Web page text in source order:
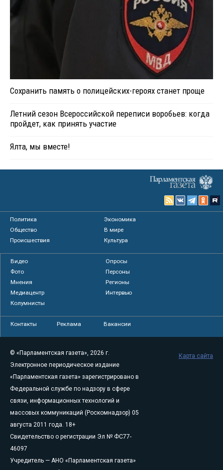
Сохранить память о полицейских-героях станет проще
Летний сезон Всероссийской переписи воробьев: когда
пройдет, как принять участие
Ялта, мы вместе!
Политика
Экономика
Общество
В мире
Происшествия
Культура
Видео
Опросы
Фото
Персоны
Мнения
Регионы
Медиацентр
Интервью
Колумнисты
Контакты Реклама Вакансии
© «Парламентская газета», 2026 г.
Электронное периодическое издание
«Парламентская газета» зарегистрировано в
Федеральной службе по надзору в сфере
связи, информационных технологий и
массовых коммуникаций (Роскомнадзор) 05
августа 2011 года. 18+
Свидетельство о регистрации Эл № ФС77-
46097
Учредитель — АНО «Парламентская газета»
Карта сайта